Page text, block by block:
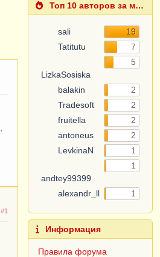
#1
Топ 10 авторов за месяц
sali
19
Tatitutu
7
LizkaSosiska
5
balakin
2
Tradesoft
2
fruitella
2
antoneus
2
LevkinaN
1
andtey99399
1
alexandr_ll 1
Информация
Правила форума